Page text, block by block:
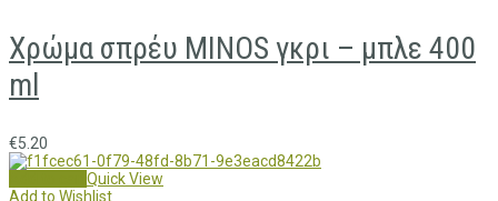
Χρώμα σπρέυ MINOS γκρι – μπλε 400
ml
€5.20
Quick View
Add to Wishlist